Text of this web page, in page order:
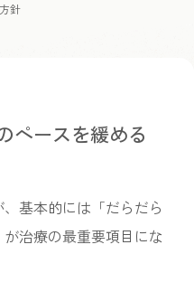
針
ースを緩める
基本的には「だらだら
治療の最重要項目にな